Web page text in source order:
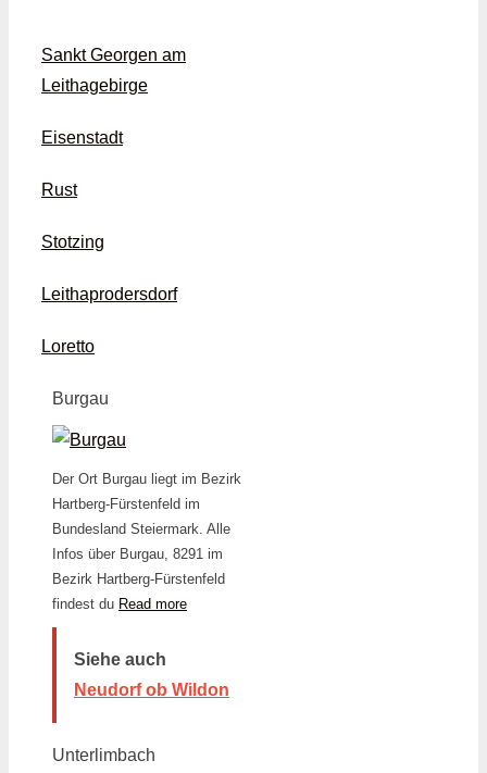
Sankt Georgen am
Leithagebirge
Eisenstadt
Rust
Stotzing
Leithaprodersdorf
Loretto
Burgau
Der Ort Burgau liegt im Bezirk
Hartberg-Fürstenfeld im
Bundesland Steiermark. Alle
Infos über Burgau, 8291 im
Bezirk Hartberg-Fürstenfeld
findest du Read more
Siehe auch
Neudorf ob Wildon
Unterlimbach